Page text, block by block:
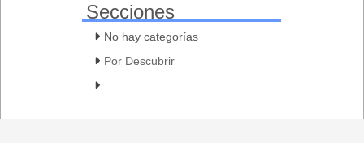
Secciones
No hay categorías
Por Descubrir